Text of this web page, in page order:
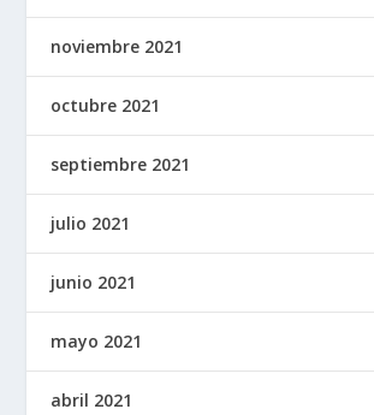
noviembre 2021
octubre 2021
septiembre 2021
julio 2021
junio 2021
mayo 2021
abril 2021